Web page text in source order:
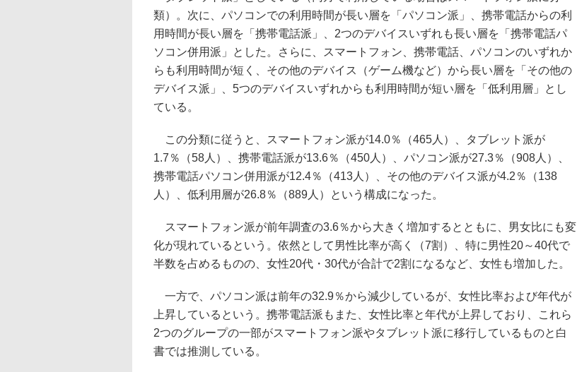
類）。次に、パソコンでの利用時間が長い層を「パソコン派」、携帯電話からの利
用時間が長い層を「携帯電話派」、2つのデバイスいずれも長い層を「携帯電話パ
ソコン併用派」とした。さらに、スマートフォン、携帯電話、パソコンのいずれか
らも利用時間が短く、その他のデバイス（ゲーム機など）から長い層を「その他の
デバイス派」、5つのデバイスいずれからも利用時間が短い層を「低利用層」とし
ている。
この分類に従うと、スマートフォン派が14.0％（465人）、タブレット派が
1.7％（58人）、携帯電話派が13.6％（450人）、パソコン派が27.3％（908人）、
携帯電話パソコン併用派が12.4％（413人）、その他のデバイス派が4.2％（138
人）、低利用層が26.8％（889人）という構成になった。
スマートフォン派が前年調査の3.6％から大きく増加するとともに、男女比にも変
化が現れているという。依然として男性比率が高く（7割）、特に男性20～40代で
半数を占めるものの、女性20代・30代が合計で2割になるなど、女性も増加した。
一方で、パソコン派は前年の32.9％から減少しているが、女性比率および年代が
上昇しているという。携帯電話派もまた、女性比率と年代が上昇しており、これら
2つのグループの一部がスマートフォン派やタブレット派に移行しているものと白
書では推測している。